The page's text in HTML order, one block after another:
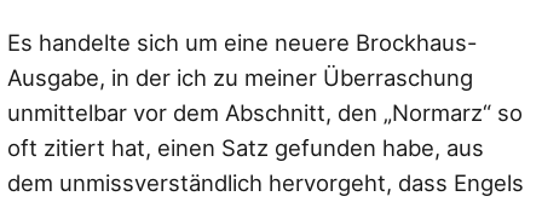
Es handelte sich um eine neuere Brockhaus-
Ausgabe, in der ich zu meiner Überraschung
unmittelbar vor dem Abschnitt, den „Normarz“ so
oft zitiert hat, einen Satz gefunden habe, aus
dem unmissverständlich hervorgeht, dass Engels